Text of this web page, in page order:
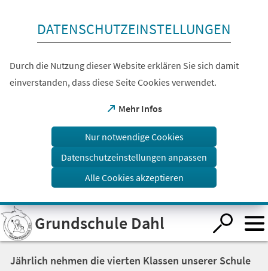
Visuelle
Assistenzsoftware
öffnen.
DATENSCHUTZEINSTELLUNGEN
Durch die Nutzung dieser Website erklären Sie sich damit
einverstanden, dass diese Seite Cookies verwendet.
Mehr Infos
(Öffnet
einem
Tab)
Nur notwendige Cookies
Datenschutzeinstellungen anpassen
Alle Cookies akzeptieren
Grundschule Dahl
Jährlich nehmen die vierten Klassen unserer Schule